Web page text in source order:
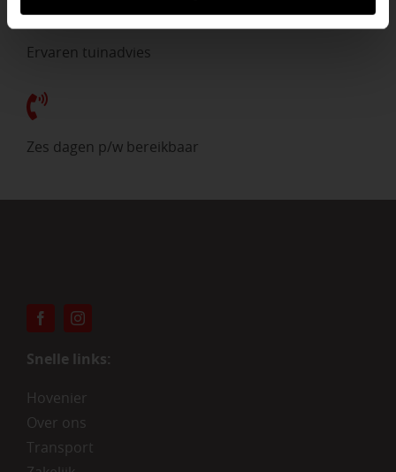
Ervaren tuinadvies
Zes dagen p/w bereikbaar
Snelle links:
Hovenier
Over ons
Transport